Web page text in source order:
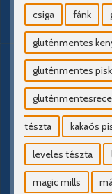
csiga fánk
gluténmentes
gluténmentes
tészta kakaós
leveles tészta
magic mills